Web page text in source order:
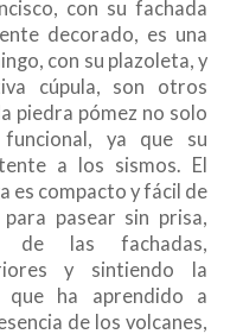
con su fachada
decorado, es una
con su plazoleta, y
cúpula, son otros
piedra pómez no solo
ya que su
a los sismos. El
es compacto y fácil de
pasear sin prisa,
de las fachadas,
y sintiendo la
ha aprendido a
de los volcanes,